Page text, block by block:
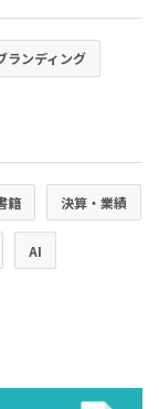
ランディング
籍 決算・業績
AI